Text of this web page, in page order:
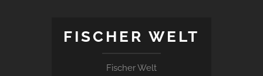
FISCHER WELT
Fischer Welt